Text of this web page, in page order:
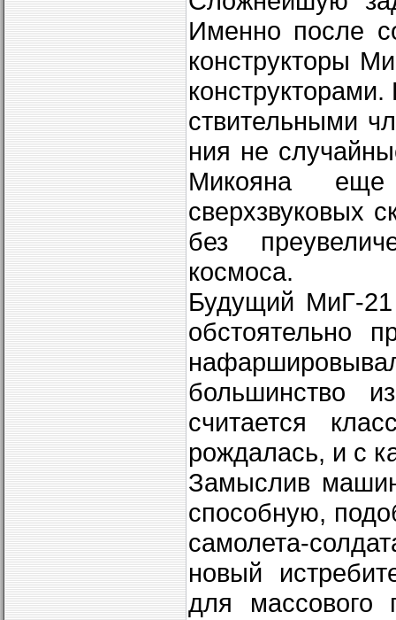
Именно после
конструкторы
ствительными
ния не
Микояна
сверхзвуковых
без
космоса.
Будущий МиГ-
обстоятельно
большинство
считается
рождалась, и с
Замыслив
способную,
самолета-
новый
для массового